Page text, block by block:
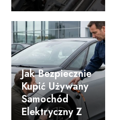
Jak Bezpiecznie
Kupić Używany
Samochód
Elektryczny Z